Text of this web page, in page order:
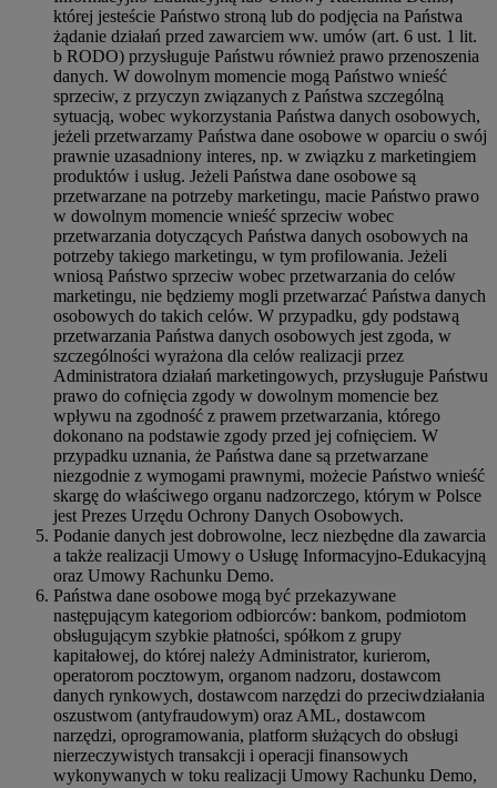
której jesteście Państwo stroną lub do podjęcia na Państwa
żądanie działań przed zawarciem ww. umów (art. 6 ust. 1 lit.
b RODO) przysługuje Państwu również prawo przenoszenia
danych. W dowolnym momencie mogą Państwo wnieść
sprzeciw, z przyczyn związanych z Państwa szczególną
sytuacją, wobec wykorzystania Państwa danych osobowych,
jeżeli przetwarzamy Państwa dane osobowe w oparciu o swój
prawnie uzasadniony interes, np. w związku z marketingiem
produktów i usług. Jeżeli Państwa dane osobowe są
przetwarzane na potrzeby marketingu, macie Państwo prawo
w dowolnym momencie wnieść sprzeciw wobec
przetwarzania dotyczących Państwa danych osobowych na
potrzeby takiego marketingu, w tym profilowania. Jeżeli
wniosą Państwo sprzeciw wobec przetwarzania do celów
marketingu, nie będziemy mogli przetwarzać Państwa danych
osobowych do takich celów. W przypadku, gdy podstawą
przetwarzania Państwa danych osobowych jest zgoda, w
szczególności wyrażona dla celów realizacji przez
Administratora działań marketingowych, przysługuje Państwu
prawo do cofnięcia zgody w dowolnym momencie bez
wpływu na zgodność z prawem przetwarzania, którego
dokonano na podstawie zgody przed jej cofnięciem. W
przypadku uznania, że Państwa dane są przetwarzane
niezgodnie z wymogami prawnymi, możecie Państwo wnieść
skargę do właściwego organu nadzorczego, którym w Polsce
jest Prezes Urzędu Ochrony Danych Osobowych.
Podanie danych jest dobrowolne, lecz niezbędne dla zawarcia
a także realizacji Umowy o Usługę Informacyjno-Edukacyjną
oraz Umowy Rachunku Demo.
Państwa dane osobowe mogą być przekazywane
następującym kategoriom odbiorców: bankom, podmiotom
obsługującym szybkie płatności, spółkom z grupy
kapitałowej, do której należy Administrator, kurierom,
operatorom pocztowym, organom nadzoru, dostawcom
danych rynkowych, dostawcom narzędzi do przeciwdziałania
oszustwom (antyfraudowym) oraz AML, dostawcom
narzędzi, oprogramowania, platform służących do obsługi
nierzeczywistych transakcji i operacji finansowych
wykonywanych w toku realizacji Umowy Rachunku Demo,